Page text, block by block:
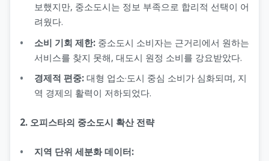
보했지만, 중소도시는 정보 부족으로 합리적 선택이 어
려웠다.
소비 기회 제한: 중소도시 소비자는 근거리에서 원하는
서비스를 찾지 못해, 대도시 원정 소비를 강요받았다.
경제적 편중: 대형 업소·도시 중심 소비가 심화되며, 지
역 경제의 활력이 저하되었다.
2. 오피스타의 중소도시 확산 전략
지역 단위 세분화 데이터: